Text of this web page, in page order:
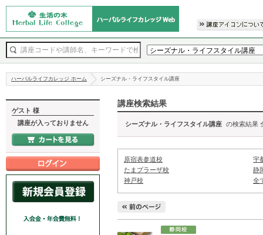
ハーバルライフカレッジ ホーム シーズナル・ライフスタイル講座
ゲスト 様
講座が入っておりません
講座検索結果
シーズナル・ライフスタイル講座 の検索結果
原宿表参道校
宇
たまプラーザ校
静
神戸校
全